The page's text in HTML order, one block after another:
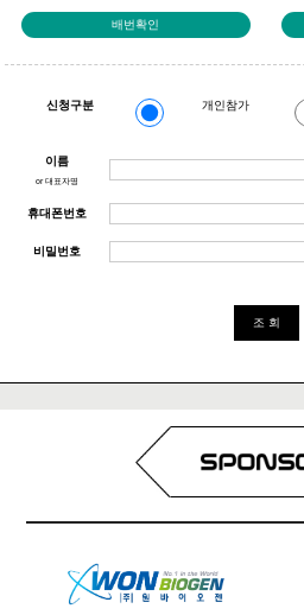
배번확인
신청구분 개인참가
이름
or 대표자명
휴대폰번호
비밀번호
조 회